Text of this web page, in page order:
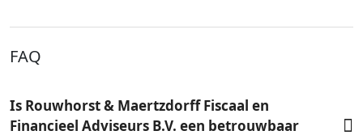
FAQ
Is Rouwhorst & Maertzdorff Fiscaal en
Financieel Adviseurs B.V. een betrouwbaar